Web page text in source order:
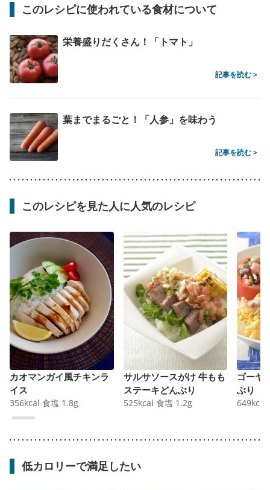
このレシピに使われている食材について
栄養盛りだくさん！「トマト」
記事を読む >
葉までまるごと！「人参」を味わう
記事を読む >
このレシピを見た人に人気のレシピ
カオマンガイ風チキンラ
イス
356kcal 食塩 1.8g
サルサソースがけ 牛もも
ステーキどんぶり
525kcal 食塩 1.2g
ゴーヤ
ぶり
649kcal
低カロリーで満足したい